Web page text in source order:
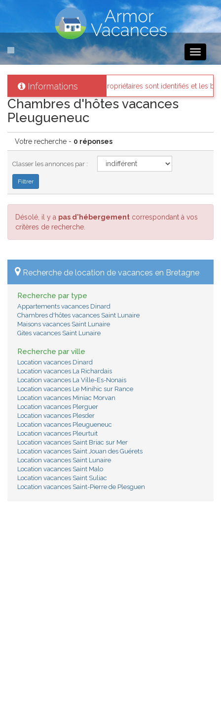
Toggle
Informations
vacances: Tous les propriétaires sont identifiés et les biens
Chambres d'hôtes vacances
Pleugueneuc
Votre recherche - 0 réponses
Classer les annonces par :
Désolé, il y a pas d'hébergement correspondant à vos
critères de recherche.
Recherche de location de vacances en Bretagne
Recherche par type
Appartements vacances Dinard
Chambres d'hôtes vacances Saint Lunaire
Maisons vacances Saint Lunaire
Gites vacances Saint Lunaire
Recherche par ville
Location vacances Dinard
Location vacances La Richardais
Location vacances La Ville-Es-Nonais
Location vacances Le Minihic sur Rance
Location vacances Miniac Morvan
Location vacances Plerguer
Location vacances Plesder
Location vacances Pleugueneuc
Location vacances Pleurtuit
Location vacances Saint Briac sur Mer
Location vacances Saint Jouan des Guérets
Location vacances Saint Lunaire
Location vacances Saint Malo
Location vacances Saint Suliac
Location vacances Saint-Pierre de Plesguen